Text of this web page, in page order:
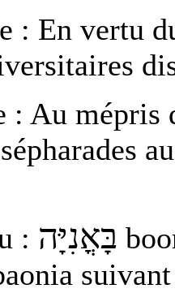
: En vertu
: Au mépris
: בָּאֳנִיָּה